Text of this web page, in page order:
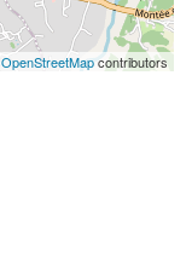
OpenStreetMapcontributors